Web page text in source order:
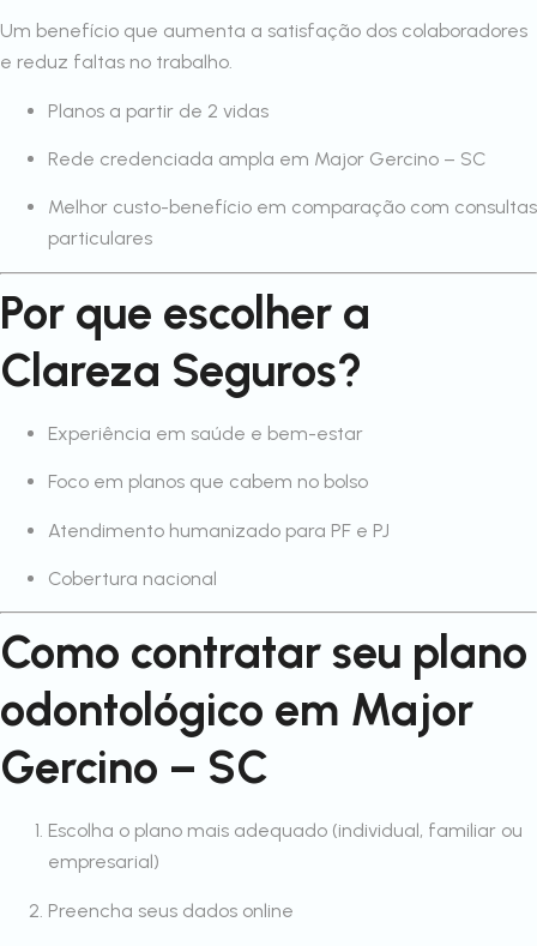
Um benefício que aumenta a satisfação dos colaboradores
e reduz faltas no trabalho.
Planos a partir de 2 vidas
Rede credenciada ampla em Major Gercino – SC
Melhor custo-benefício em comparação com consultas
particulares
Por que escolher a
Clareza Seguros?
Experiência em saúde e bem-estar
Foco em planos que cabem no bolso
Atendimento humanizado para PF e PJ
Cobertura nacional
Como contratar seu plano
odontológico em Major
Gercino – SC
Escolha o plano mais adequado (individual, familiar ou
empresarial)
Preencha seus dados online